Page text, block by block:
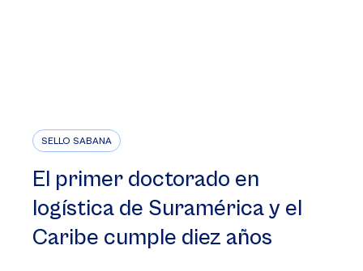
SELLO SABANA
El primer doctorado en
logística de Suramérica y el
Caribe cumple diez años